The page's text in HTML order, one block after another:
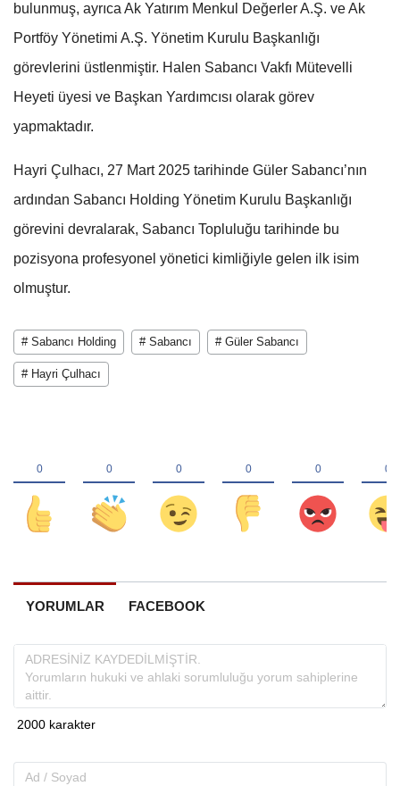
bulunmuş, ayrıca Ak Yatırım Menkul Değerler A.Ş. ve Ak
Portföy Yönetimi A.Ş. Yönetim Kurulu Başkanlığı
görevlerini üstlenmiştir. Halen Sabancı Vakfı Mütevelli
Heyeti üyesi ve Başkan Yardımcısı olarak görev
yapmaktadır.
Hayri Çulhacı, 27 Mart 2025 tarihinde Güler Sabancı’nın
ardından Sabancı Holding Yönetim Kurulu Başkanlığı
görevini devralarak, Sabancı Topluluğu tarihinde bu
pozisyona profesyonel yönetici kimliğiyle gelen ilk isim
olmuştur.
# Sabancı Holding # Sabancı # Güler Sabancı
# Hayri Çulhacı
YORUMLAR FACEBOOK